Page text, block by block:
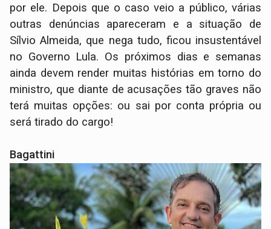
por ele. Depois que o caso veio a público, várias
outras denúncias apareceram e a situação de
Sílvio Almeida, que nega tudo, ficou insustentável
no Governo Lula. Os próximos dias e semanas
ainda devem render muitas histórias em torno do
ministro, que diante de acusações tão graves não
terá muitas opções: ou sai por conta própria ou
será tirado do cargo!
Bagattini